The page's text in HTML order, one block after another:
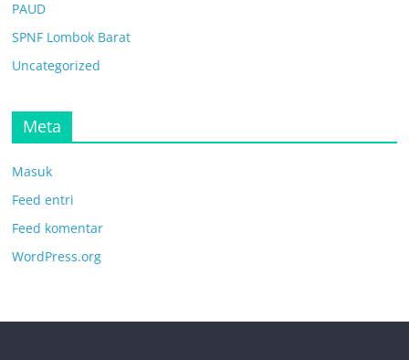
PAUD
SPNF Lombok Barat
Uncategorized
Meta
Masuk
Feed entri
Feed komentar
WordPress.org